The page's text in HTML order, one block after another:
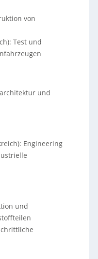
von
Test und
und
Engineering
und